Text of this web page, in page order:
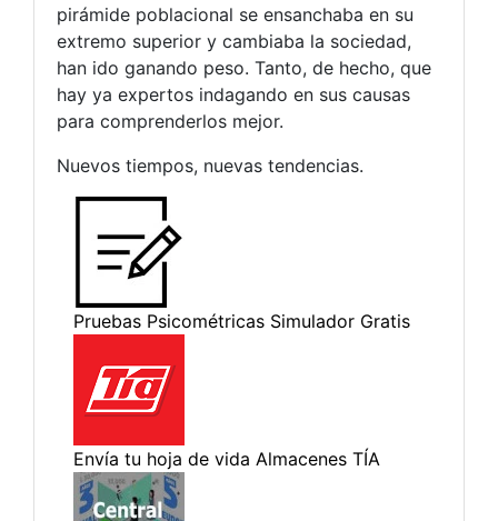
pirámide poblacional se ensanchaba en su
extremo superior y cambiaba la sociedad,
han ido ganando peso. Tanto, de hecho, que
hay ya expertos indagando en sus causas
para comprenderlos mejor.
Nuevos tiempos, nuevas tendencias.